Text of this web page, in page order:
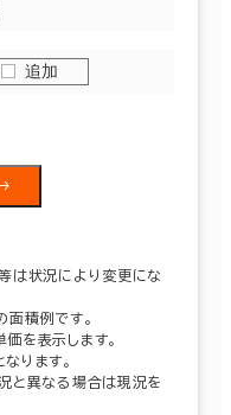
追加
は状況により変更にな
面積例です。
を表示します。
ります。
と異なる場合は現況を